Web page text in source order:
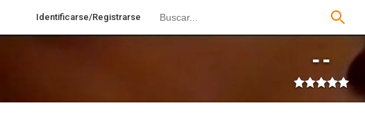
Identificarse/Registrarse
--